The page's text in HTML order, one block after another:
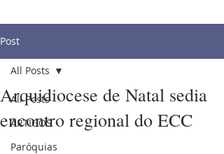
Post
All Posts
ARTIGOS
Paróquias
All Posts
Arquidiocese de Natal sedia
encontro regional do ECC